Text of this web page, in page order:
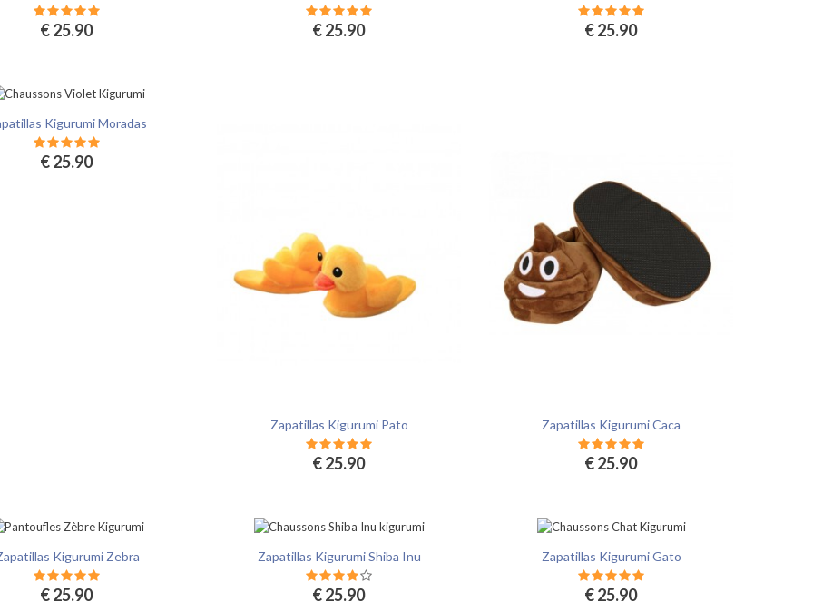
€ 25.90 € 25.90 € 25.90
Kigurumi Moradas
€ 25.90
Zapatillas Kigurumi Pato
€ 25.90
Zapatillas Kigurumi Caca
€ 25.90
Kigurumi Zebra
€ 25.90
Zapatillas Kigurumi Shiba Inu
€ 25.90
Zapatillas Kigurumi Gato
€ 25.90